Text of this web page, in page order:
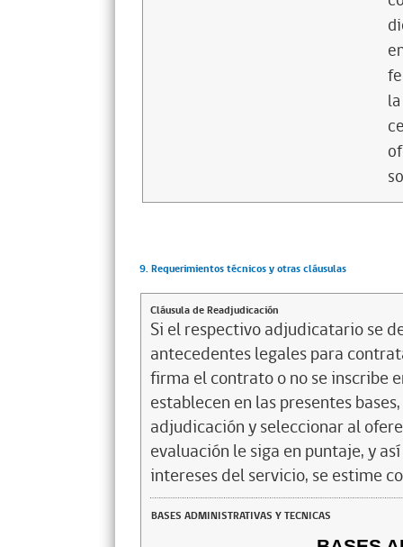
9. Requerimientos técnicos y otras cláusulas
Cláusula de Readjudicación
Si el respectivo adjudicatario se
antecedentes legales para
firma el contrato o no se inscribe
establecen en las presentes
adjudicación y seleccionar al
evaluación le siga en puntaje, y
intereses del servicio, se estime
BASES ADMINISTRATIVAS Y TECNICAS